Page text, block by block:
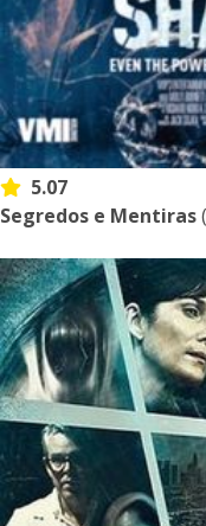
5.07
Segredos e Mentiras